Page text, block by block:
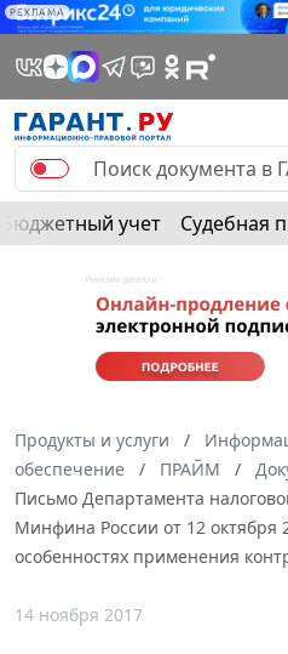
РЕКЛАМА
Бюджетный учет Судебная
Продукты и услуги
обеспечение
ПРАЙМ
Письмо Департамента
Минфина России от 12 октября
особенностях применения
14 ноября 2017